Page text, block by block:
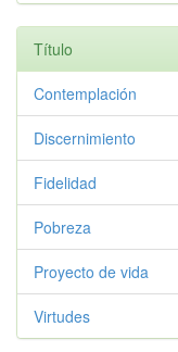
Título
Contemplación
Discernimiento
Fidelidad
Pobreza
Proyecto de vida
Virtudes